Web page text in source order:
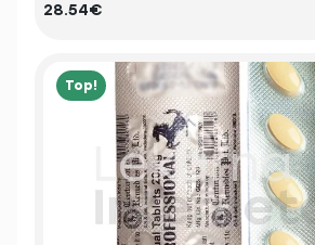
28.54€
Top!